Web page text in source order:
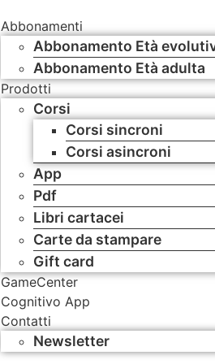
Abbonamenti
Abbonamento Età
Abbonamento Età adulta
Prodotti
Corsi
Corsi sincroni
Corsi asincroni
App
Pdf
Libri cartacei
Carte da stampare
Gift card
GameCenter
Cognitivo App
Contatti
Newsletter